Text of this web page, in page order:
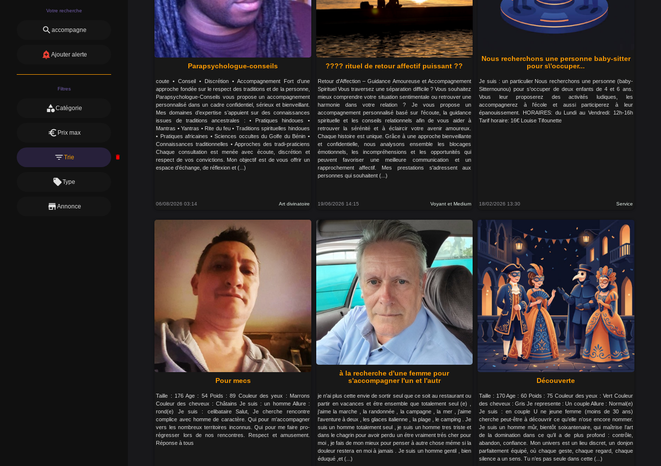
Votre recherche
search accompagne
add_alertAjouter alerte
Filtres
categoryCatégorie
euro Prix max
filter_listTrie delete
local_offerType
storeAnnonce
Parapsychologue-conseils
coute • Conseil • Discrétion • Accompagnement Fort d’une
approche fondée sur le respect des traditions et de la personne,
Parapsychologue-Conseils vous propose un accompagnement
personnalisé dans un cadre confidentiel, sérieux et bienveillant.
Mes domaines d’expertise s’appuient sur des connaissances
issues de traditions ancestrales : • Pratiques hindoues •
Mantras • Yantras • Rite du feu • Traditions spirituelles hindoues
• Pratiques africaines • Sciences occultes du Golfe du Bénin •
Connaissances traditionnelles • Approches des tradi-praticiens
Chaque consultation est menée avec écoute, discrétion et
respect de vos convictions. Mon objectif est de vous offrir un
espace d’échange, de réflexion et (...)
06/08/2026 03:14 Art divinatoire
???? rituel de retour affectif puissant ??
Retour d'Affection – Guidance Amoureuse et Accompagnement
Spirituel Vous traversez une séparation difficile ? Vous souhaitez
mieux comprendre votre situation sentimentale ou retrouver une
harmonie dans votre relation ? Je vous propose un
accompagnement personnalisé basé sur l'écoute, la guidance
spirituelle et les conseils relationnels afin de vous aider à
retrouver la sérénité et à éclaircir votre avenir amoureux.
Chaque histoire est unique. Grâce à une approche bienveillante
et confidentielle, nous analysons ensemble les blocages
émotionnels, les incompréhensions et les opportunités qui
peuvent favoriser une meilleure communication et un
rapprochement affectif. Mes prestations s'adressent aux
personnes qui souhaitent (...)
19/06/2026 14:15 Voyant et Medium
Nous recherchons une personne baby-sitter
pour s\'occuper...
Je suis : un particulier Nous recherchons une personne (baby-
Sitternounou) pour s'occuper de deux enfants de 4 et 6 ans.
Vous leur proposerez des activités ludiques, les
accompagnerez à l'école et aussi participerez à leur
épanouissement. HORAIRES: du Lundi au Vendredi: 12h-16h
Tarif horaire: 16€ Louise Tifounette
18/02/2026 13:30 Service
Pour mecs
Taille : 176 Age : 54 Poids : 89 Couleur des yeux : Marrons
Couleur des cheveux : Châtains Je suis : un homme Allure :
rond(e) Je suis : celibataire Salut, Je cherche rencontre
complice avec homme de caractère. Qui pour m'accompagner
vers les nombreux territoires inconnus. Qui pour me faire pro-
régresser lors de nos rencontres. Respect et amusement.
Réponse à tous
à la recherche d'une femme pour
s'accompagner l'un et l'autr
je n'ai plus cette envie de sortir seul que ce soit au restaurant ou
partir en vacances et étre ensemble que totalement seul (e) ,
j'aime la marche , la randonnée , la campagne , la mer , j'aime
l'aventure à deux , les glaces italienne , la plage , le camping . Je
suis un homme totalement seul , je suis un homme tres triste et
dans le chagrin pour avoir perdu un étre vraiment trés cher pour
moi , je fais de mon mieux pour penser à autre chose méme si la
douleur restera en moi à jamais . Je suis un homme gentil , bien
éduqué ,et (...)
Découverte
Taille : 170 Age : 60 Poids : 75 Couleur des yeux : Vert Couleur
des cheveux : Gris Je represente : Un couple Allure : Normal(e)
Je suis : en couple U ne jeune femme (moins de 30 ans)
cherche peut-être à découvrir ce qu’elle n’ose encore nommer.
Je suis un homme mûr, bientôt soixantenaire, qui maîtrise l’art
de la domination dans ce qu’il a de plus profond : contrôle,
abandon, confiance. Mon univers est un lieu discret, un donjon
parfaitement équipé, où chaque geste, chaque regard, chaque
silence a un sens. Tu n’es pas seule dans cette (...)